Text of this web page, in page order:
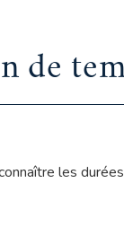
de
les